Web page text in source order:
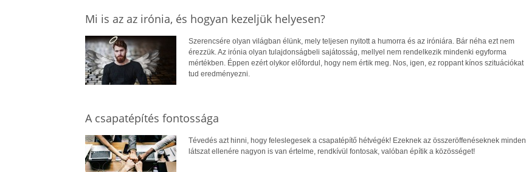
Mi is az az irónia, és hogyan kezeljük helyesen?
Szerencsére olyan világban élünk, mely teljesen nyitott a humorra és az iróniára. Bár néha ezt nem
érezzük. Az irónia olyan tulajdonságbeli sajátosság, mellyel nem rendelkezik mindenki egyforma
mértékben. Éppen ezért olykor előfordul, hogy nem értik meg. Nos, igen, ez roppant kínos szituációkat
tud eredményezni.
A csapatépítés fontossága
Tévedés azt hinni, hogy feleslegesek a csapatépítő hétvégék! Ezeknek az összeröffenéseknek minden
látszat ellenére nagyon is van értelme, rendkívül fontosak, valóban építik a közösséget!